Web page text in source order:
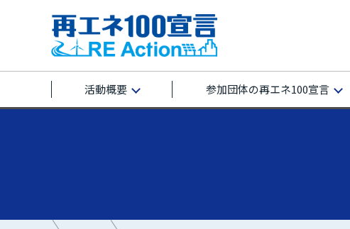
活動概要 参加団体の再エネ100宣言